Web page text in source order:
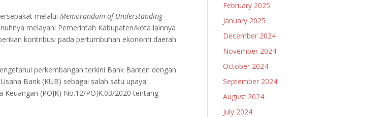
melaluiMemorandum of Understanding
melayani Pemerintah Kabupaten/kota lainnya
kontribusi pada pertumbuhan ekonomi daerah
perkembangan terkini Bank Banten dengan
Bank (KUB) sebagai salah satu upaya
(POJK) No.12/POJK.03/2020 tentang
February 2025
January 2025
December 2024
November 2024
October 2024
September 2024
August 2024
July 2024